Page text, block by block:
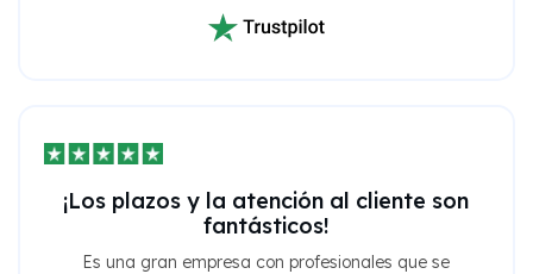
¡Los plazos y la atención al cliente son
fantásticos!
Es una gran empresa con profesionales que se